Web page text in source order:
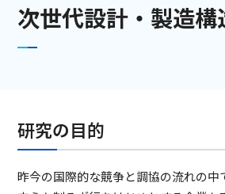
次世代設計・製造
研究の目的
昨今の国際的な競争と調協の流れの中